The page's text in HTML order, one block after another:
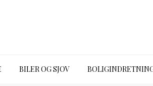
BILER OG SJOV